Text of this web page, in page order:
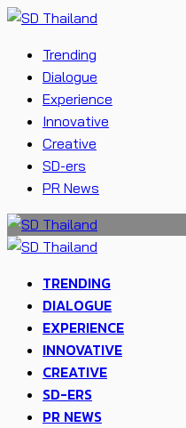
Trending
Dialogue
Experience
Innovative
Creative
SD-ers
PR News
TRENDING
DIALOGUE
EXPERIENCE
INNOVATIVE
CREATIVE
SD-ERS
PR NEWS